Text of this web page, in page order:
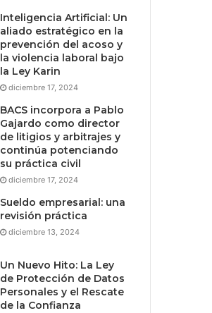
Inteligencia Artificial: Un
aliado estratégico en la
prevención del acoso y
la violencia laboral bajo
la Ley Karin
diciembre 17, 2024
BACS incorpora a Pablo
Gajardo como director
de litigios y arbitrajes y
continúa potenciando
su práctica civil
diciembre 17, 2024
Sueldo empresarial: una
revisión práctica
diciembre 13, 2024
Un Nuevo Hito: La Ley
de Protección de Datos
Personales y el Rescate
de la Confianza